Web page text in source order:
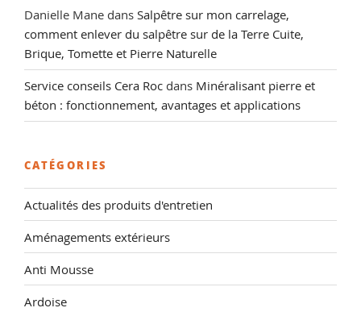
Danielle Mane dans Salpêtre sur mon carrelage,
comment enlever du salpêtre sur de la Terre Cuite,
Brique, Tomette et Pierre Naturelle
Service conseils Cera Roc dans Minéralisant pierre et
béton : fonctionnement, avantages et applications
CATÉGORIES
Actualités des produits d'entretien
Aménagements extérieurs
Anti Mousse
Ardoise